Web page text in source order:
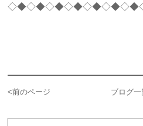
<前のページ ブログ一